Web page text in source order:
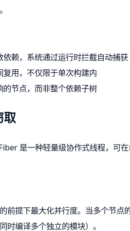
赖，系统通过运行时拦截自动捕获
用，不仅限于单次构建内
节点，而非整个依赖子树
取
是一种轻量级协作式线程，可
前提下最大化并行度。当多个节
时编译多个独立的模块）。